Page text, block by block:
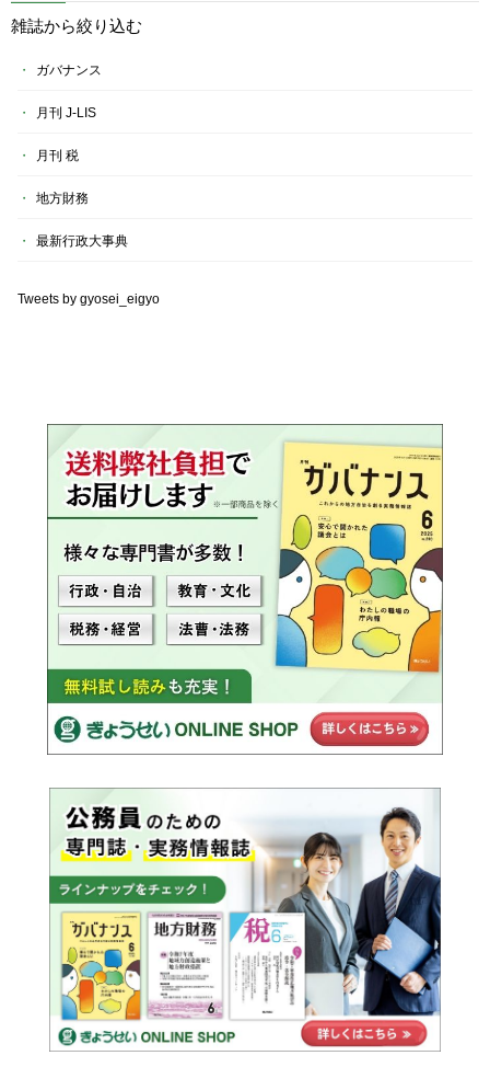
雑誌から絞り込む
ガバナンス
月刊 J-LIS
月刊 税
地方財務
最新行政大事典
Tweets by gyosei_eigyo